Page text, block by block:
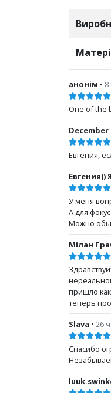
анонім • 8
One of the
December
Евгения,
Евгения))
У меня
А для
Можно
Мілан
пришло
теперь
Slava • 26
Спасибо